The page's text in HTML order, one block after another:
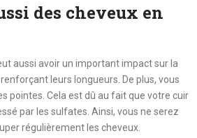
des cheveux en
aussi avoir un important impact sur la
leurs longueurs. De plus, vous
pointes. Cela est dû au fait que votre cuir
par les sulfates. Ainsi, vous ne serez
régulièrement les cheveux.